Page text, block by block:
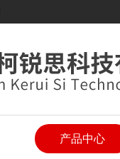
产品中心